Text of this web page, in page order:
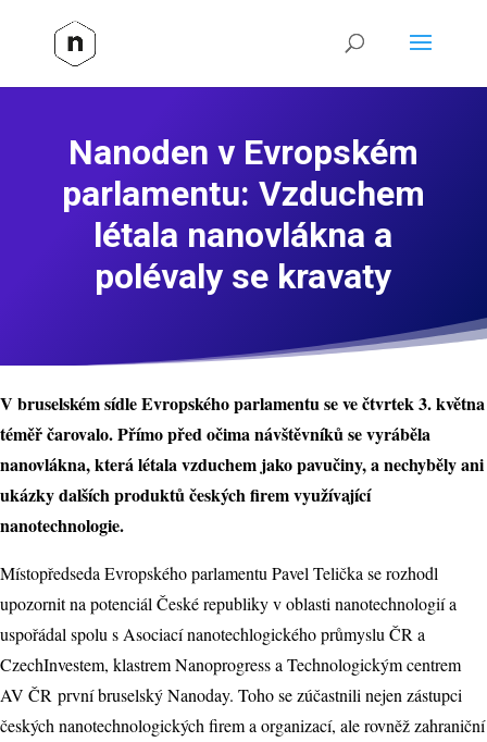
Nanoden v Evropském
parlamentu: Vzduchem
létala nanovlákna a
polévaly se kravaty
V bruselském sídle Evropského parlamentu se ve čtvrtek 3. května
téměř čarovalo. Přímo před očima návštěvníků se vyráběla
nanovlákna, která létala vzduchem jako pavučiny, a nechyběly ani
ukázky dalších produktů českých firem využívající
nanotechnologie.
Místopředseda Evropského parlamentu Pavel Telička se rozhodl
upozornit na potenciál České republiky v oblasti nanotechnologií a
uspořádal spolu s Asociací nanotechlogického průmyslu ČR a
CzechInvestem, klastrem Nanoprogress a Technologickým centrem
AV ČR první bruselský Nanoday. Toho se zúčastnili nejen zástupci
českých nanotechnologických firem a organizací, ale rovněž zahraniční